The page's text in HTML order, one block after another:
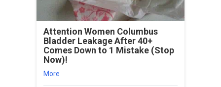
Attention Women Columbus
Bladder Leakage After 40+
Comes Down to 1 Mistake (Stop
Now)!
More